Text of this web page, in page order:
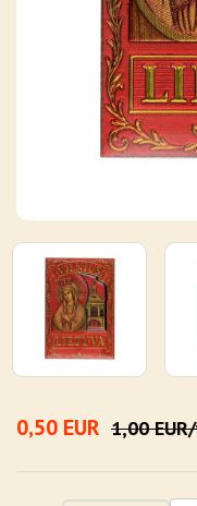
0,50 EUR 1,00